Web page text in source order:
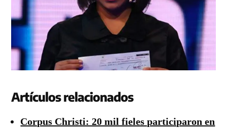
Artículos relacionados
Corpus Christi: 20 mil fieles participaron en